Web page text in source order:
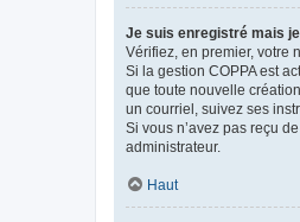
Je suis enregistré mais
Vérifiez, en premier, votre
Si la gestion COPPA est
que toute nouvelle
un courriel, suivez ses
Si vous n’avez pas reçu
administrateur.
Haut